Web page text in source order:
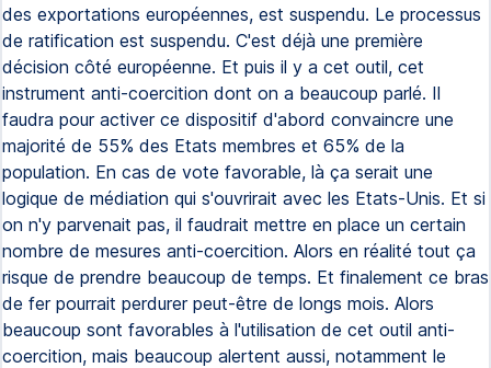
des exportations européennes, est suspendu. Le processus
de ratification est suspendu. C'est déjà une première
décision côté européenne. Et puis il y a cet outil, cet
instrument anti-coercition dont on a beaucoup parlé. Il
faudra pour activer ce dispositif d'abord convaincre une
majorité de 55% des Etats membres et 65% de la
population. En cas de vote favorable, là ça serait une
logique de médiation qui s'ouvrirait avec les Etats-Unis. Et si
on n'y parvenait pas, il faudrait mettre en place un certain
nombre de mesures anti-coercition. Alors en réalité tout ça
risque de prendre beaucoup de temps. Et finalement ce bras
de fer pourrait perdurer peut-être de longs mois. Alors
beaucoup sont favorables à l'utilisation de cet outil anti-
coercition, mais beaucoup alertent aussi, notamment le